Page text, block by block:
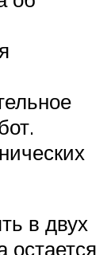
в двух
остается